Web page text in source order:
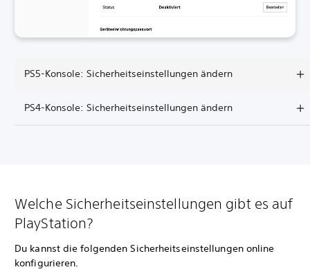
PS5-Konsole: Sicherheitseinstellungen ändern
PS4-Konsole: Sicherheitseinstellungen ändern
Welche Sicherheitseinstellungen gibt es auf
PlayStation?
Du kannst die folgenden Sicherheitseinstellungen online
konfigurieren.